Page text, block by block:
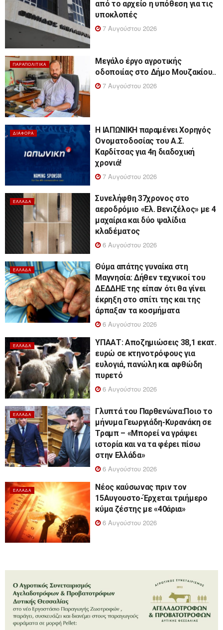
από το αρχείο η υπόθεση για τις
υποκλοπές
7 Αυγούστου 2026
ΠΑΡΑΠΟΛΙΤΙΚΆ
Μεγάλο έργο αγροτικής
οδοποιίας στο Δήμο Μουζακίου..
7 Αυγούστου 2026
ΔΙΆΦΟΡΑ
Η ΙΑΠΩΝΙΚΗ παραμένει Χορηγός
Ονοματοδοσίας του Α.Σ.
Καρδίτσας για 4η διαδοχική
χρονιά!
7 Αυγούστου 2026
ΕΛΛΆΔΑ
Συνελήφθη 37χρονος στο
αεροδρόμιο «Ελ. Βενιζέλος» με 4
μαχαίρια και δύο ψαλίδια
κλαδέματος
6 Αυγούστου 2026
ΕΛΛΆΔΑ
Θύμα απάτης γυναίκα στη
Μαγνησία: Δήθεν τεχνικοί του
ΔΕΔΔΗΕ της είπαν ότι θα γίνει
έκρηξη στο σπίτι της και της
άρπαξαν τα κοσμήματα
6 Αυγούστου 2026
ΕΛΛΆΔΑ
ΥΠΑΑΤ: Αποζημιώσεις 38,1 εκατ.
ευρώ σε κτηνοτρόφους για
ευλογιά, πανώλη και αφθώδη
πυρετό
6 Αυγούστου 2026
ΕΛΛΆΔΑ
Γλυπτά του Παρθενώνα:Ποιο το
μήνυμα Γεωργιάδη-Κυρανάκη σε
Τραμπ – «Μπορεί να γράψει
ιστορία και να τα φέρει πίσω
στην Ελλάδα»
6 Αυγούστου 2026
ΕΛΛΆΔΑ
Νέος καύσωνας πριν τον
15Αυγουστο-Έρχεται τριήμερο
κύμα ζέστης με «40άρια»
6 Αυγούστου 2026